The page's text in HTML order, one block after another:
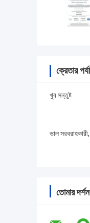
ক্রেতার
খুব সন্তুষ্ট
ভাল
তোমার